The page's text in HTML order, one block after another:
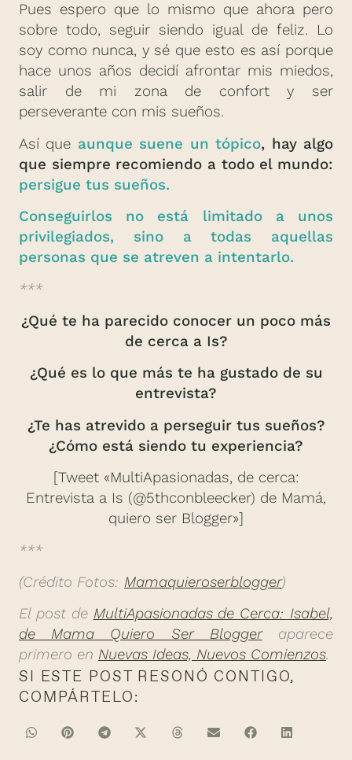
Pues espero que lo mismo que ahora pero
sobre todo, seguir siendo igual de feliz. Lo
soy como nunca, y sé que esto es así porque
hace unos años decidí afrontar mis miedos,
salir de mi zona de confort y ser
perseverante con mis sueños.
Así que aunque suene un tópico, hay algo
que siempre recomiendo a todo el mundo:
persigue tus sueños.
Conseguirlos no está limitado a unos
privilegiados, sino a todas aquellas
personas que se atreven a intentarlo.
***
¿Qué te ha parecido conocer un poco más
de cerca a Is?
¿Qué es lo que más te ha gustado de su
entrevista?
¿Te has atrevido a perseguir tus sueños?
¿Cómo está siendo tu experiencia?
[Tweet «MultiApasionadas, de cerca:
Entrevista a Is (@5thconbleecker) de Mamá,
quiero ser Blogger»]
***
(Crédito Fotos: Mamaquieroserblogger)
El post de MultiApasionadas de Cerca: Isabel,
de Mama Quiero Ser Bloggeraparece
primero en Nuevas Ideas, Nuevos Comienzos.
SI ESTE POST RESONÓ CONTIGO,
COMPÁRTELO: